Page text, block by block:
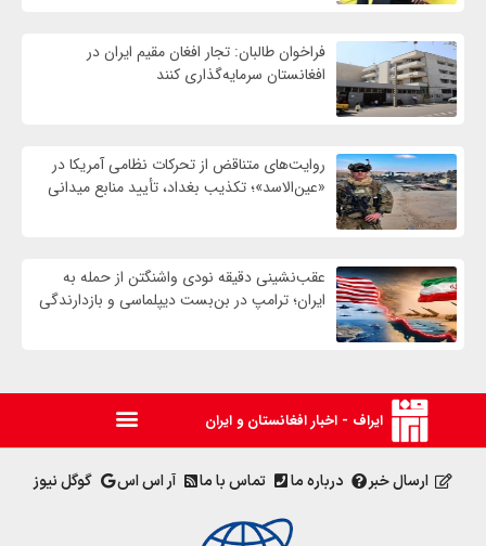
فراخوان طالبان: تجار افغان مقیم ایران در
افغانستان سرمایه‌گذاری کنند
روایت‌های متناقض از تحرکات نظامی آمریکا در
«عین‌الاسد»؛ تکذیب بغداد، تأیید منابع میدانی
عقب‌نشینی دقیقه نودی واشنگتن از حمله به
ایران؛ ترامپ در بن‌بست دیپلماسی و بازدارندگی
ایراف - اخبار افغانستان و ایران
ارسال خبر درباره ما تماس با ما آر اس اس گوگل نیوز